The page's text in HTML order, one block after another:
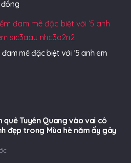
mê đặc biệt với ‘5 anh em
quê Tuyên Quang vào vai cô
đẹp trong Mùa hè năm ấy gây